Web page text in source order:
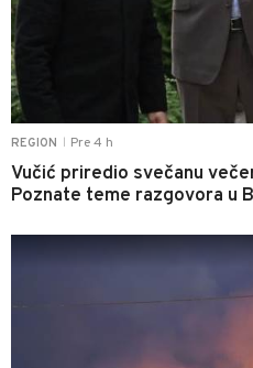
REGION Pre 4 h
Vučić priredio svečanu
Poznate teme razgovora u